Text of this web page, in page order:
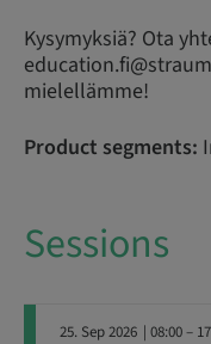
Kysymyksiä? Ota
mielellämme!
Product segments:
Sessions
25. Sep 2026 | 08:00 –